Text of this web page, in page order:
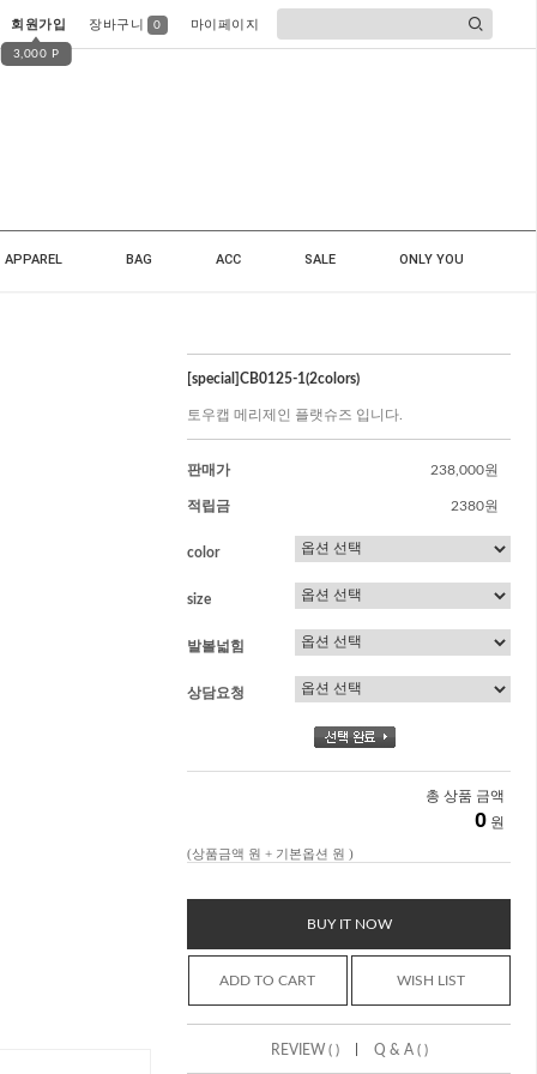
회원가입
3,000 P
장바구니 0 마이페이지
APPAREL BAG ACC SALE ONLY YOU
[special]CB0125-1(2colors)
토우캡 메리제인 플랫슈즈 입니다.
판매가 238,000원
적립금 2380원
color
size
발볼넓힘
상담요청
총 상품 금액
0 원
(상품금액 원 + 기본옵션 원 )
BUY IT NOW
ADD TO CART WISH LIST
REVIEW ( ) Q & A ( )